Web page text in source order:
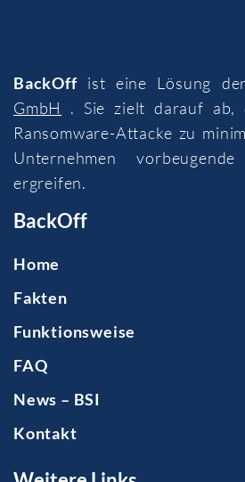
BackOffist eine Lösung
GmbH
. Sie zielt darauf ab,
Ransomware-Attacke zu
Unternehmen
ergreifen.
BackOff
Home
Fakten
Funktionsweise
FAQ
News – BSI
Kontakt